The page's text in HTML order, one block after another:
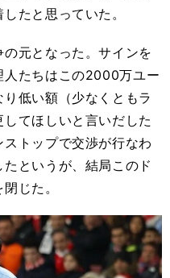
たと思っていた。
元となった。サインを
人たちはこの2000万ユー
低い額（少なくともラ
てほしいと言いだした
トップで交渉が行なわ
というが、結局このド
じた。